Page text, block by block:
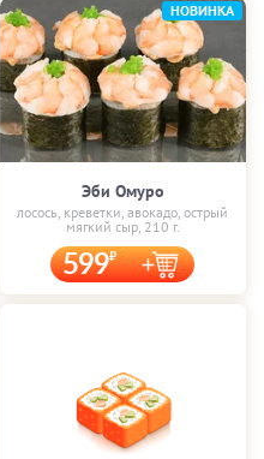
Эби Омуро
лосось, креветки, авокадо, острый
мягкий сыр, 210 г.
599
НОВИНКА